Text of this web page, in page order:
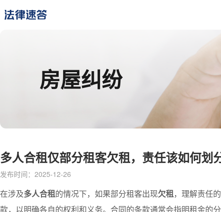
房屋纠纷
多人合租仅部分租客欠租，责任该如何划
发布时间：2025-12-26
在涉及多人合租的情况下，如果部分租客出现欠租，理解责任
款，以明确各自的权利和义务。合同的条款通常会指明租金的